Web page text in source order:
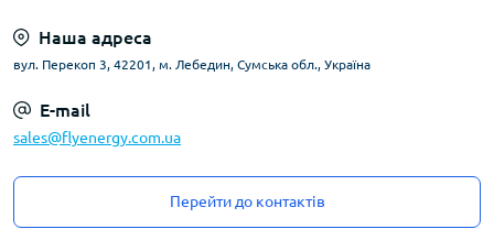
Наша адреса
вул. Перекоп 3, 42201, м. Лебедин, Сумська обл., Україна
E-mail
sales@flyenergy.com.ua
Перейти до контактів